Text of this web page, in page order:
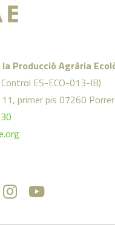
Producció Agrària
ES-ECO-013-IB)
11, primer pis 07260